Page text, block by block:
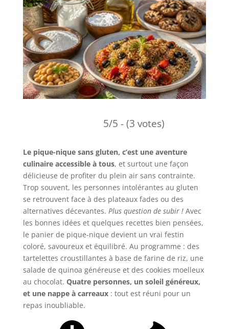
5/5 - (3 votes)
Le pique-nique sans gluten, c’est une aventure
culinaire accessible à tous, et surtout une façon
délicieuse de profiter du plein air sans contrainte.
Trop souvent, les personnes intolérantes au gluten
se retrouvent face à des plateaux fades ou des
alternatives décevantes. Plus question de subir !Avec
les bonnes idées et quelques recettes bien pensées,
le panier de pique-nique devient un vrai festin
coloré, savoureux et équilibré. Au programme : des
tartelettes croustillantes à base de farine de riz, une
salade de quinoa généreuse et des cookies moelleux
au chocolat. Quatre personnes, un soleil généreux,
et une nappe à carreaux: tout est réuni pour un
repas inoubliable.